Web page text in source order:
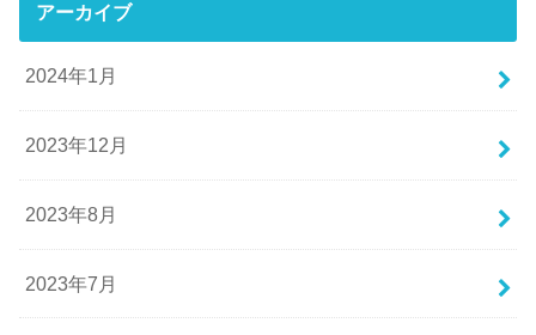
アーカイブ
2024年1月
2023年12月
2023年8月
2023年7月